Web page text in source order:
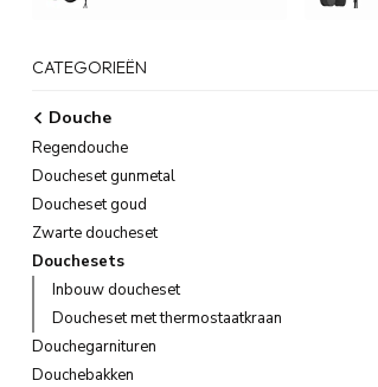
CATEGORIEËN
Douche
Regendouche
Doucheset gunmetal
Doucheset goud
Zwarte doucheset
Douchesets
Inbouw doucheset
Doucheset met thermostaatkraan
Douchegarnituren
Douchebakken